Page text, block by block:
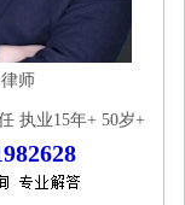
师
执业15年+ 50岁+